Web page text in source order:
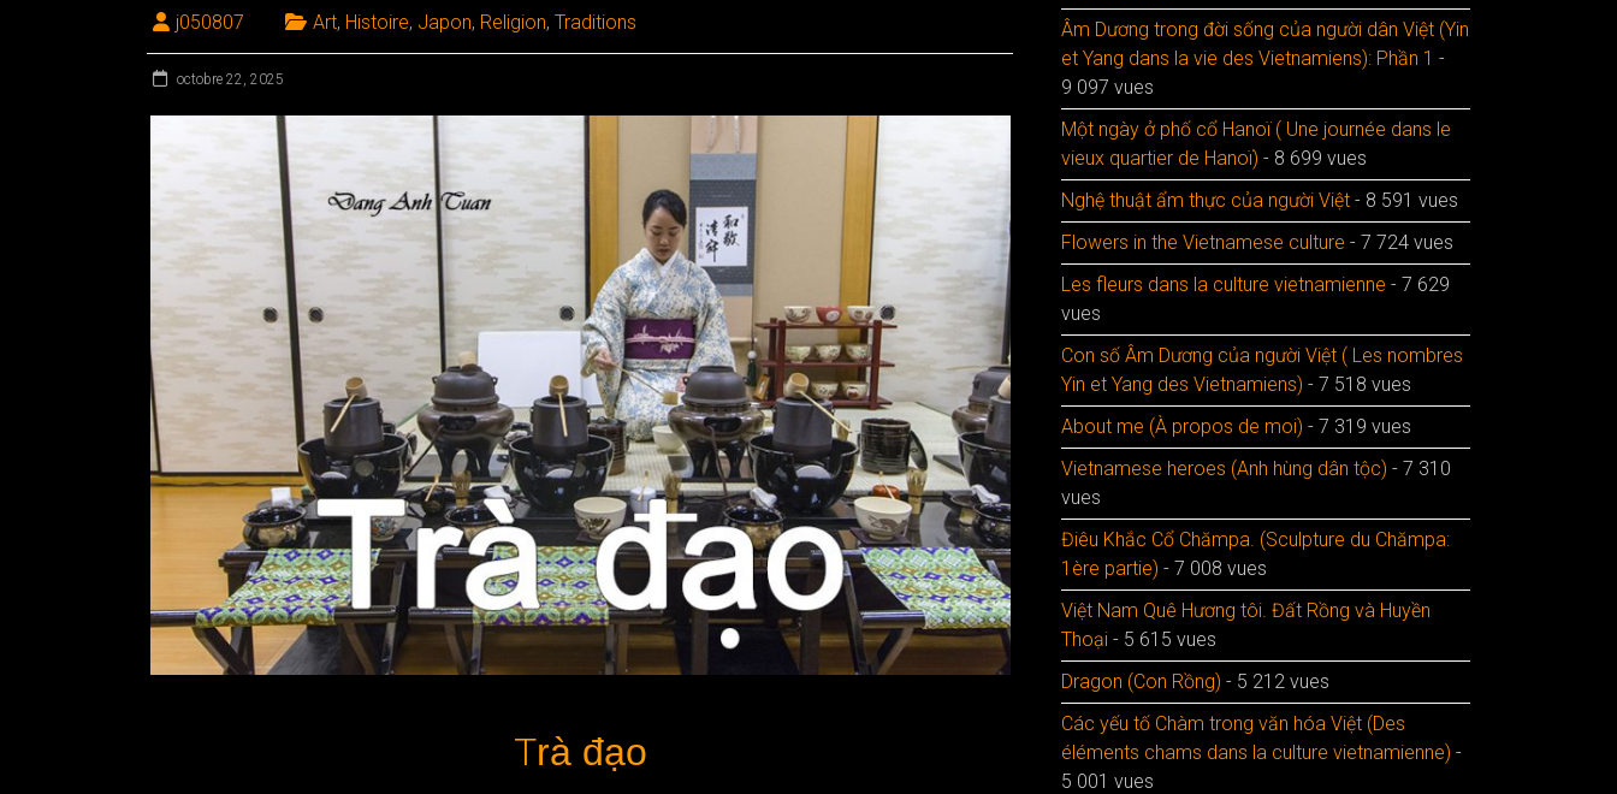
j050807 Art, Histoire, Japon, Religion, Traditions
octobre 22, 2025
Trà đạo
Âm Dương trong đời sống của người dân Việt (Yin
et Yang dans la vie des Vietnamiens): Phần 1 -
9 097 vues
Một ngày ở phố cổ Hanoï ( Une journée dans le
vieux quartier de Hanoï) - 8 699 vues
Nghệ thuật ẩm thực của người Việt - 8 591 vues
Flowers in the Vietnamese culture - 7 724 vues
Les fleurs dans la culture vietnamienne - 7 629
vues
Con số Âm Dương của người Việt ( Les nombres
Yin et Yang des Vietnamiens) - 7 518 vues
About me (À propos de moi) - 7 319 vues
Vietnamese heroes (Anh hùng dân tộc) - 7 310
vues
Điêu Khắc Cổ Chămpa. (Sculpture du Chămpa:
1ère partie) - 7 008 vues
Việt Nam Quê Hương tôi. Đất Rồng và Huyền
Thoại - 5 615 vues
Dragon (Con Rồng) - 5 212 vues
Các yếu tố Chàm trong văn hóa Việt (Des
éléments chams dans la culture vietnamienne) -
5 001 vues